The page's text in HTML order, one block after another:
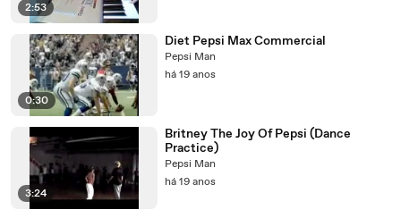
2:53
0:30
Diet Pepsi Max Commercial
Pepsi Man
há 19 anos
3:24
Britney The Joy Of Pepsi (Dance
Practice)
Pepsi Man
há 19 anos